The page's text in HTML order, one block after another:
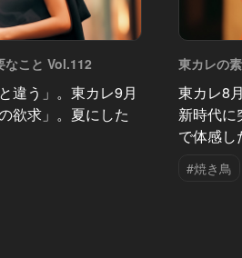
なこと Vol.112
違う」。東カレ9月
欲求」。夏にした
東カレの
東カレ8
新時代
で体感し
#焼き鳥